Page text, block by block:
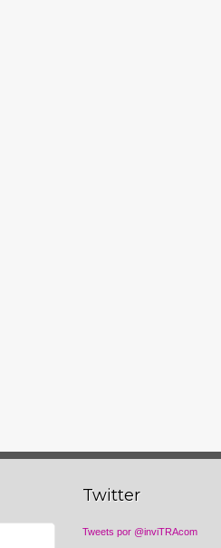
Twitter
Tweets por @inviTRAcom